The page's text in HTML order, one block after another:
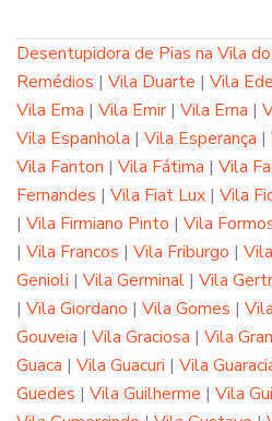
Desentupidora de Pias na Vila
Remédios | Vila Duarte | Vila Ede
Vila Ema | Vila Emir| Vila Erna |
Vila Espanhola | Vila Esperança |
Vila Fanton | Vila Fátima | Vila
Fernandes | Vila Fiat Lux | Vila
| Vila Firmiano Pinto | Vila
| Vila Francos | Vila Friburgo |
Genioli | Vila Germinal | Vila
| Vila Giordano | Vila Gomes |
Gouveia | Vila Graciosa | Vila
Guaca | Vila Guacuri | Vila
Guedes | Vila Guilherme | Vila